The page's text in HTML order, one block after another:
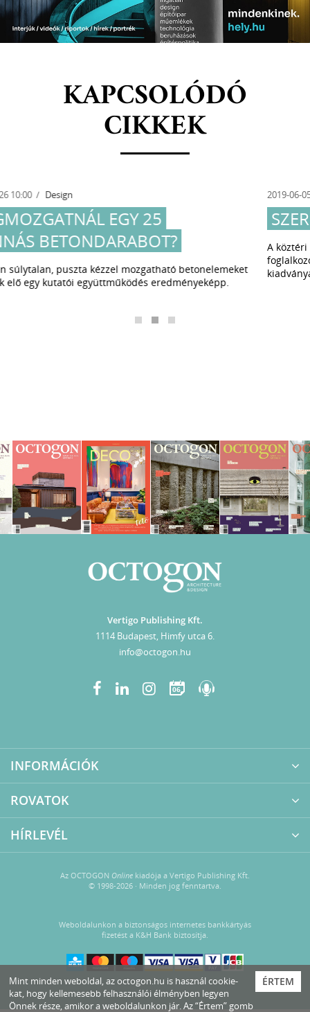
KAPCSOLÓDÓ
CIKKEK
2019-06-05 13:01
SZERETIK A BETONT
A köztéri betonbútorok tervezésével és gyártásával
foglalkozó VPI a Betonsimogató rendezvényen bemutatta új
kiadványát is, amely jól megmutatja, miért szerethető a beton.
Vertigo Publishing Kft.
1114 Budapest, Himfy utca 6.
info@octogon.hu
06
INFORMÁCIÓK
ROVATOK
HÍRLEVÉL
Az OCTOGON Online kiadója a Vertigo Publishing Kft.
© 1998-2026 · Minden jog fenntartva.
Weboldalunkon a biztonságos internetes bankkártyás
fizetést a K&H Bank biztosítja.
ÉRTEM
Mint minden weboldal, az octogon.hu is használ cookie-
kat, hogy kellemesebb felhasználói élményben legyen
Önnek része, amikor a weboldalunkon jár. Az “Értem” gomb